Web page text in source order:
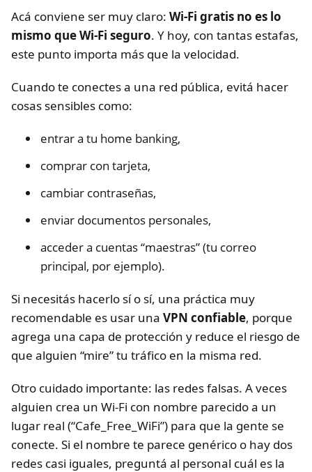
Acá conviene ser muy claro: Wi-Fi gratis no es lo
mismo que Wi-Fi seguro. Y hoy, con tantas estafas,
este punto importa más que la velocidad.
Cuando te conectes a una red pública, evitá hacer
cosas sensibles como:
entrar a tu home banking,
comprar con tarjeta,
cambiar contraseñas,
enviar documentos personales,
acceder a cuentas “maestras” (tu correo
principal, por ejemplo).
Si necesitás hacerlo sí o sí, una práctica muy
recomendable es usar una VPN confiable, porque
agrega una capa de protección y reduce el riesgo de
que alguien “mire” tu tráfico en la misma red.
Otro cuidado importante: las redes falsas. A veces
alguien crea un Wi-Fi con nombre parecido a un
lugar real (“Cafe_Free_WiFi”) para que la gente se
conecte. Si el nombre te parece genérico o hay dos
redes casi iguales, preguntá al personal cuál es la